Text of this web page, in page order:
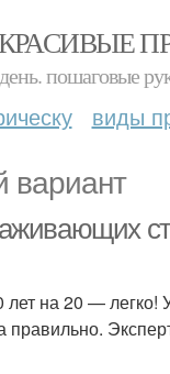
пошаговые
виды
вариант
на 20 — легко!
правильно.